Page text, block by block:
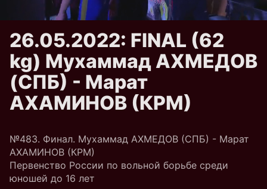
26.05.2022: FINAL (62
kg) Мухаммад АХМЕДОВ
(СПБ) - Марат
АХАМИНОВ (КРМ)
№483. Финал. Мухаммад АХМЕДОВ (СПБ) - Марат
АХАМИНОВ (КРМ)
Первенство России по вольной борьбе среди
юношей до 16 лет